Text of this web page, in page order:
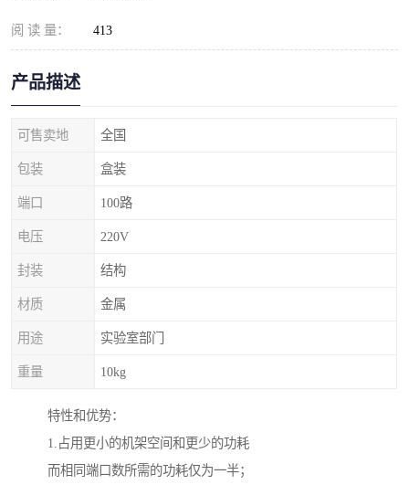
阅 读 量： 413
产品描述
可售卖地 全国
包装 盒装
端口 100路
电压 220V
封装 结构
材质 金属
用途 实验室部门
重量 10kg
特性和优势：
1.占用更小的机架空间和更少的功耗
而相同端口数所需的功耗仅为一半；